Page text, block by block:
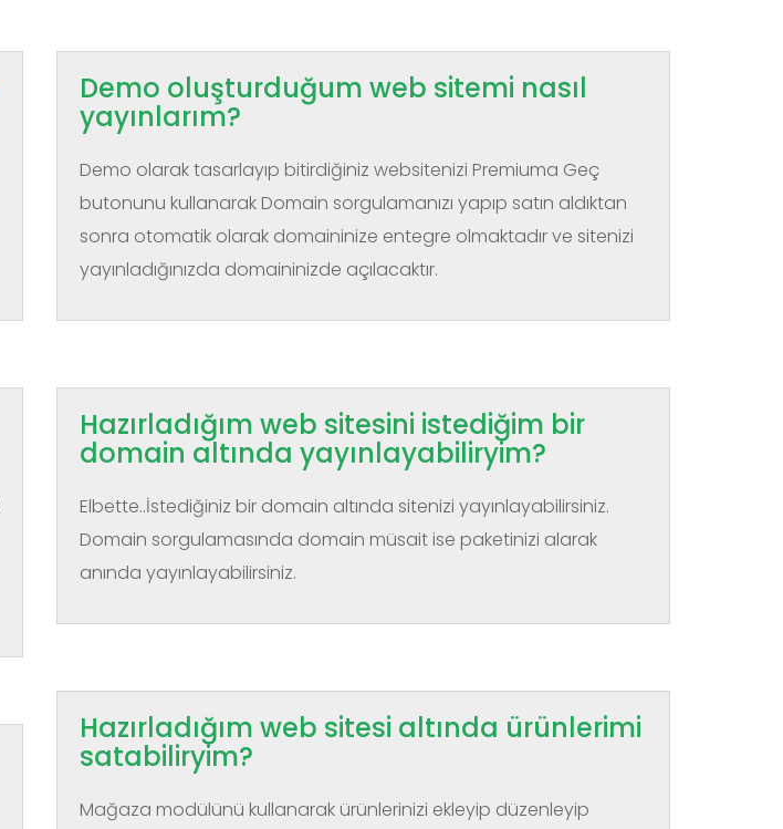
Demo oluşturduğum web sitemi nasıl
yayınlarım?
Demo olarak tasarlayıp bitirdiğiniz websitenizi Premiuma Geç
butonunu kullanarak Domain sorgulamanızı yapıp satın aldıktan
sonra otomatik olarak domaininize entegre olmaktadır ve sitenizi
yayınladığınızda domaininizde açılacaktır.
Hazırladığım web sitesini istediğim bir
domain altında yayınlayabiliryim?
Elbette..İstediğiniz bir domain altında sitenizi yayınlayabilirsiniz.
Domain sorgulamasında domain müsait ise paketinizi alarak
anında yayınlayabilirsiniz.
Hazırladığım web sitesi altında ürünlerimi
satabiliryim?
Mağaza modülünü kullanarak ürünlerinizi ekleyip düzenleyip